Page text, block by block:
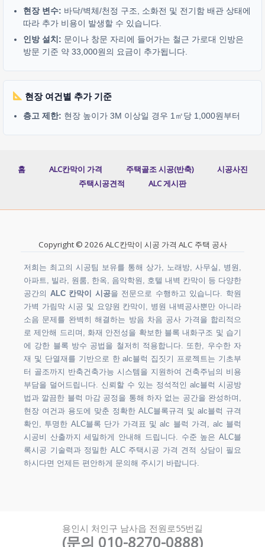
현장 변수: 바닥/벽체/천정 구조, 소화전 및 전기함 배관 상태에
따라 추가 비용이 발생할 수 있습니다.
인방 설치: 문이나 창문 자리에 들어가는 철근 가로대 인방은
방문 기준 약 33,000원의 요금이 추가됩니다.
현장 여건별 추가 기준
층고 제한: 현장 높이가 3M 이상일 경우 1㎡당 1,000원부터
홈 ALC칸막이 가격 주택골조 시공(반축)
시공사진
주택시공견적
ALC 게시판
Copyright © 2026 ALC칸막이 시공 가격 ALC 주택 공사
저희는 최고의 시공팀 보유를 통해 상가, 노래방, 사무실, 병원,
아파트, 빌라, 원룸, 한옥, 음악학원, 호텔 내벽 칸막이 등 다양한
공간의 ALC 칸막이 시공을 전문으로 수행하고 있습니다. 학원
가벽 가림막 시공 및 요양원 칸막이, 병원 내벽공사뿐만 아니라
소음 문제를 완벽히 해결하는 방음 차음 공사 가격을 합리적으
로 제안해 드리며, 화재 안전성을 확보한 블록 내화구조 및 습기
에 강한 블록 방수 공법을 철저히 적용합니다. 또한, 우수한 자
재 및 단열재를 기반으로 한 alc블럭 집짓기 프로젝트는 기초부
터 골조까지 반축건축가능 시스템을 지원하여 건축주님의 비용
부담을 덜어드립니다. 신뢰할 수 있는 정석적인 alc블럭 시공방
법과 깔끔한 블럭 마감 공정을 통해 하자 없는 공간을 완성하며,
현장 여건과 용도에 맞춘 정확한 ALC블록규격 및 alc블럭 규격
확인, 투명한 ALC블록 단가 가격표 및 alc 블럭 가격, alc 블럭
시공비 산출까지 세밀하게 안내해 드립니다. 수준 높은 ALC블
록시공 기술력과 정밀한 ALC 주택시공 가격 견적 상담이 필요
하시다면 언제든 편안하게 문의해 주시기 바랍니다.
용인시 처인구 남사읍 전원로55번길
(문의 010-8270-0888)